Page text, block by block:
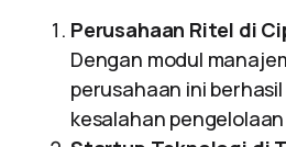
Perusahaan Ritel di
Dengan modul
perusahaan ini
kesalahan